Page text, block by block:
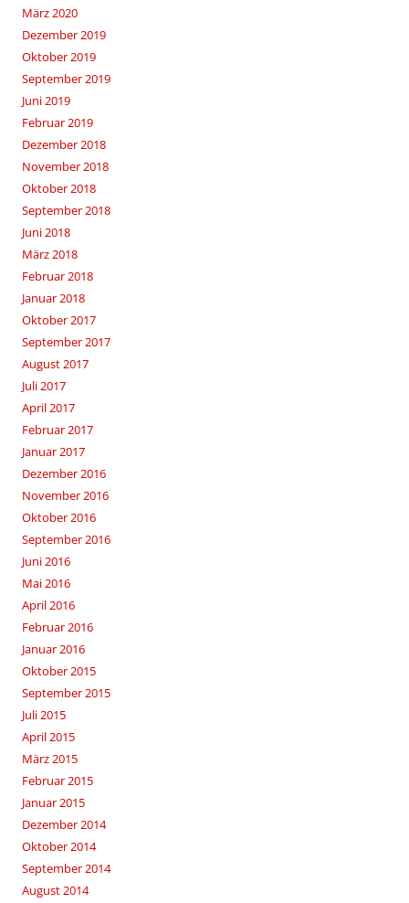
März 2020
Dezember 2019
Oktober 2019
September 2019
Juni 2019
Februar 2019
Dezember 2018
November 2018
Oktober 2018
September 2018
Juni 2018
März 2018
Februar 2018
Januar 2018
Oktober 2017
September 2017
August 2017
Juli 2017
April 2017
Februar 2017
Januar 2017
Dezember 2016
November 2016
Oktober 2016
September 2016
Juni 2016
Mai 2016
April 2016
Februar 2016
Januar 2016
Oktober 2015
September 2015
Juli 2015
April 2015
März 2015
Februar 2015
Januar 2015
Dezember 2014
Oktober 2014
September 2014
August 2014